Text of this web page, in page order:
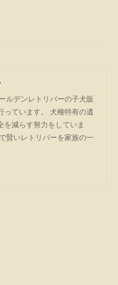
ルデンレトリバーの子犬販
っています。 犬種特有の遺
を減らす努力をしていま
賢いレトリバーを家族の一